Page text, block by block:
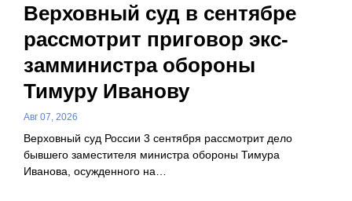
Верховный суд в сентябре
рассмотрит приговор экс-
замминистра обороны
Тимуру Иванову
Авг 07, 2026
Верховный суд России 3 сентября рассмотрит дело
бывшего заместителя министра обороны Тимура
Иванова, осужденного на…